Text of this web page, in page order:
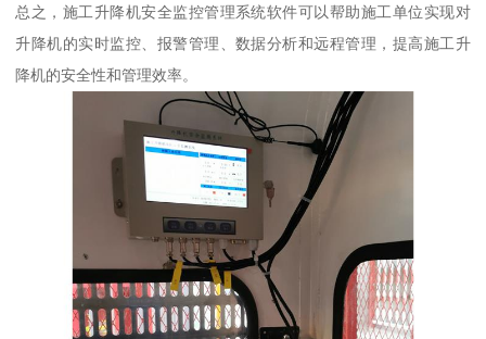
总之，施工升降机安全监控管理系统软件可以帮助施工单位实现对
升降机的实时监控、报警管理、数据分析和远程管理，提高施工升
降机的安全性和管理效率。